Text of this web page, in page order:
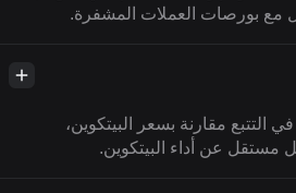
مع بورصات العملات المشفرة.
التتبع مقارنة بسعر البيتكوين،
مستقل عن أداء البيتكوين.